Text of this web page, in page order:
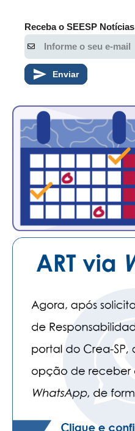
Receba o SEESP Notícias
Enviar